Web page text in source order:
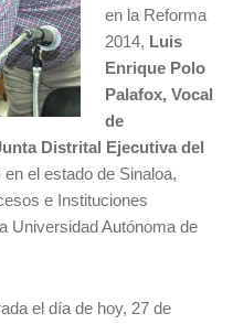
en la Reforma
2014, Luis
Enrique Polo
Palafox, Vocal
de
Distrital Ejecutiva del
en el estado de Sinaloa,
e Instituciones
Universidad Autónoma de
el día de hoy, 27 de